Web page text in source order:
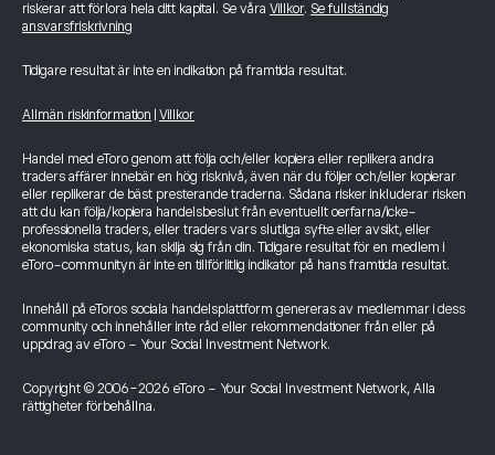
riskerar att förlora hela ditt kapital. Se våra Villkor. Se fullständig
ansvarsfriskrivning
Tidigare resultat är inte en indikation på framtida resultat.
Allmän riskinformation Villkor
Handel med eToro genom att följa och/eller kopiera eller replikera andra
traders affärer innebär en hög risknivå, även när du följer och/eller kopierar
eller replikerar de bäst presterande traderna. Sådana risker inkluderar risken
att du kan följa/kopiera handelsbeslut från eventuellt oerfarna/icke-
professionella traders, eller traders vars slutliga syfte eller avsikt, eller
ekonomiska status, kan skilja sig från din. Tidigare resultat för en medlem i
eToro-communityn är inte en tillförlitlig indikator på hans framtida resultat.
Innehåll på eToros sociala handelsplattform genereras av medlemmar i dess
community och innehåller inte råd eller rekommendationer från eller på
uppdrag av eToro - Your Social Investment Network.
Copyright © 2006-2026 eToro - Your Social Investment Network, Alla
rättigheter förbehållna.